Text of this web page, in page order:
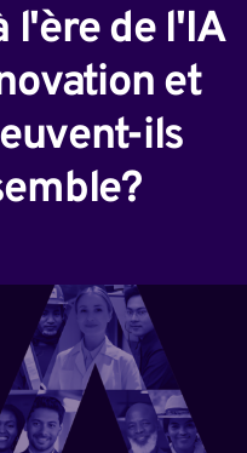
l'ère de l'IA
et
ils